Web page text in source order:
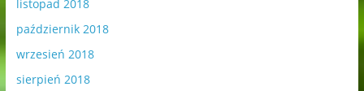
listopad 2018
październik 2018
wrzesień 2018
sierpień 2018